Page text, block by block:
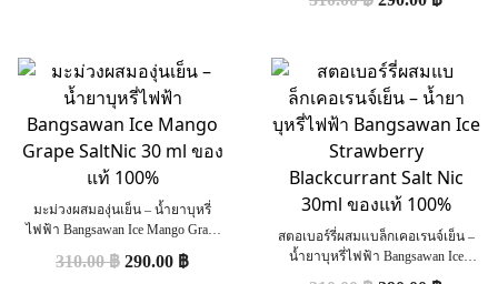
100%
มะม่วงผสมองุ่นเย็น – น้ำยาบุหรี่
ไฟฟ้า Bangsawan Ice Mango Grape
310.00฿ 290.00 ฿
สตอเบอร์รี่ผสมแบล็กเคอเรนจ์เย็น –
น้ำยาบุหรี่ไฟฟ้า Bangsawan Ice